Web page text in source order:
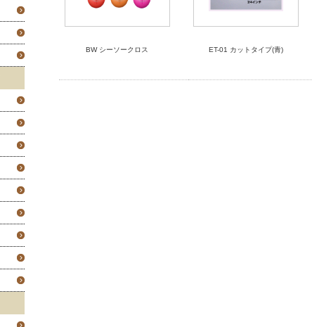
BW シーソークロス ET-01 カットタイプ(青)